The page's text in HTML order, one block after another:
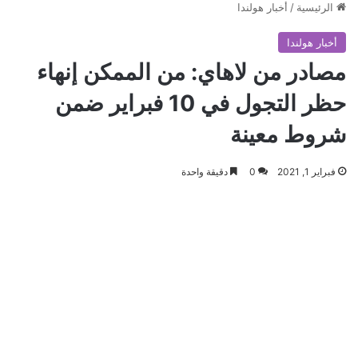
الرئيسية / أخبار هولندا
أخبار هولندا
مصادر من لاهاي: من الممكن إنهاء
حظر التجول في 10 فبراير ضمن
شروط معينة
فبراير 1, 2021 0 دقيقة واحدة